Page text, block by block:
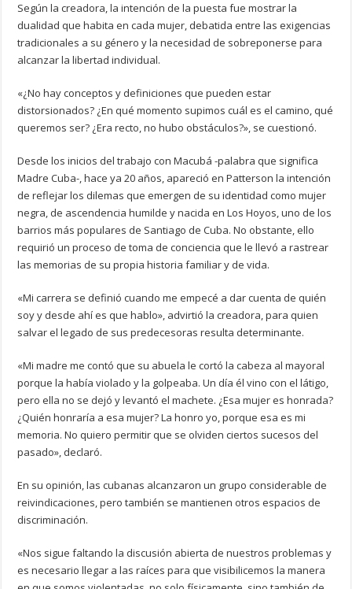
Según la creadora, la intención de la puesta fue mostrar la
dualidad que habita en cada mujer, debatida entre las exigencias
tradicionales a su género y la necesidad de sobreponerse para
alcanzar la libertad individual.
«¿No hay conceptos y definiciones que pueden estar
distorsionados? ¿En qué momento supimos cuál es el camino, qué
queremos ser? ¿Era recto, no hubo obstáculos?», se cuestionó.
Desde los inicios del trabajo con Macubá -palabra que significa
Madre Cuba-, hace ya 20 años, apareció en Patterson la intención
de reflejar los dilemas que emergen de su identidad como mujer
negra, de ascendencia humilde y nacida en Los Hoyos, uno de los
barrios más populares de Santiago de Cuba. No obstante, ello
requirió un proceso de toma de conciencia que le llevó a rastrear
las memorias de su propia historia familiar y de vida.
«Mi carrera se definió cuando me empecé a dar cuenta de quién
soy y desde ahí es que hablo», advirtió la creadora, para quien
salvar el legado de sus predecesoras resulta determinante.
«Mi madre me contó que su abuela le cortó la cabeza al mayoral
porque la había violado y la golpeaba. Un día él vino con el látigo,
pero ella no se dejó y levantó el machete. ¿Esa mujer es honrada?
¿Quién honraría a esa mujer? La honro yo, porque esa es mi
memoria. No quiero permitir que se olviden ciertos sucesos del
pasado», declaró.
En su opinión, las cubanas alcanzaron un grupo considerable de
reivindicaciones, pero también se mantienen otros espacios de
discriminación.
«Nos sigue faltando la discusión abierta de nuestros problemas y
es necesario llegar a las raíces para que visibilicemos la manera